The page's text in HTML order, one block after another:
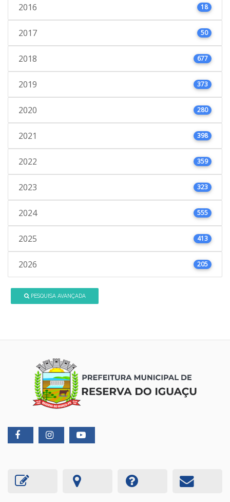
2016 18
2017 50
2018 677
2019 373
2020 280
2021 398
2022 359
2023 323
2024 555
2025 413
2026 205
PESQUISA AVANÇADA